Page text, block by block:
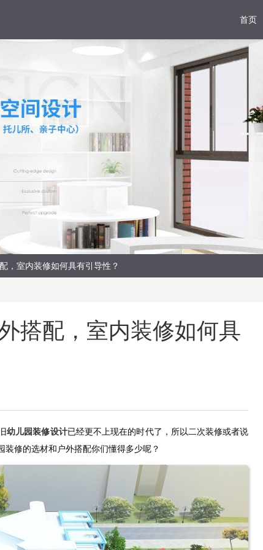
首页
，室内装修如何具有引导性？
搭配，室内装修如何具
幼儿园装修设计已经更不上现在的时代了，所以二次装修或者说
修的选材和户外搭配你们懂得多少呢？